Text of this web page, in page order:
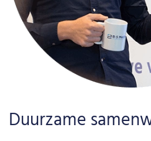
Duurzame